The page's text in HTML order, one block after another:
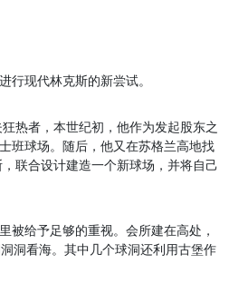
行现代林克斯的新尝试。
热者，本世纪初，他作为发起股东之
班球场。随后，他又在苏格兰高地找
联合设计建造一个新球场，并将自己
被给予足够的重视。会所建在高处，
洞看海。其中几个球洞还利用古堡作